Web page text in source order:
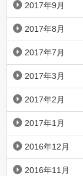
2017年9月
2017年8月
2017年7月
2017年3月
2017年2月
2017年1月
2016年12月
2016年11月